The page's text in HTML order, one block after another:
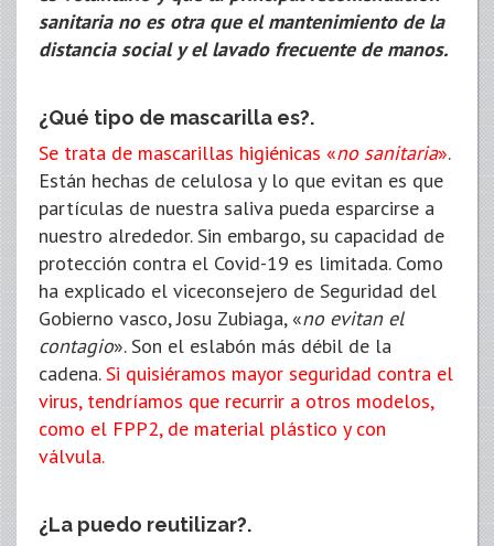
sanitaria no es otra que el mantenimiento de la
distancia social y el lavado frecuente de manos.
¿Qué tipo de mascarilla es?.
Se trata de mascarillas higiénicas «no sanitaria».
Están hechas de celulosa y lo que evitan es que
partículas de nuestra saliva pueda esparcirse a
nuestro alrededor. Sin embargo, su capacidad de
protección contra el Covid-19 es limitada. Como
ha explicado el viceconsejero de Seguridad del
Gobierno vasco, Josu Zubiaga, «no evitan el
contagio». Son el eslabón más débil de la
cadena.Si quisiéramos mayor seguridad contra el
virus, tendríamos que recurrir a otros modelos,
como el FPP2, de material plástico y con
válvula.
¿La puedo reutilizar?.